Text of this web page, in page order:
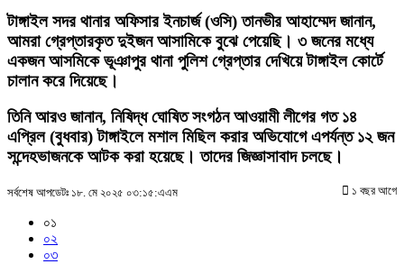
টাঙ্গাইল সদর থানার অফিসার ইনচার্জ (ওসি) তানভীর আহাম্মেদ জানান,
আমরা গ্রেপ্তারকৃত দুইজন আসামিকে বুঝে পেয়েছি। ৩ জনের মধ্যে
একজন আসমিকে ভূঞাপুর থানা পুলিশ গ্রেপ্তার দেখিয়ে টাঙ্গাইল কোর্টে
চালান করে দিয়েছে।
তিনি আরও জানান, নিষিদ্ধ ঘোষিত সংগঠন আওয়ামী লীগের গত ১৪
এপ্রিল (বুধবার) টাঙ্গাইলে মশাল মিছিল করার অভিযোগে এপর্যন্ত ১২ জন
সন্দেহভাজনকে আটক করা হয়েছে। তাদের জিজ্ঞাসাবাদ চলছে।
সর্বশেষ আপডেটঃ ১৮. মে ২০২৫ ০৩:১৫:এএম ১ বছর আগে
০১
০২
০৩